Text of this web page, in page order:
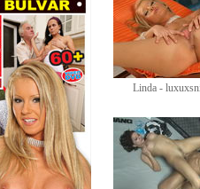
Linda -